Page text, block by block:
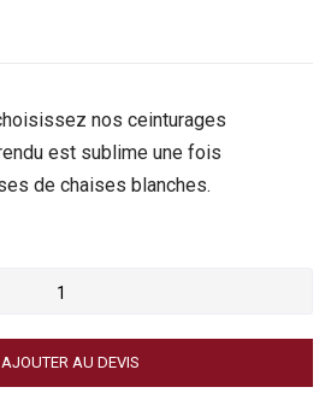
nos ceinturages
est sublime une fois
de chaises blanches.
AJOUTER AU DEVIS